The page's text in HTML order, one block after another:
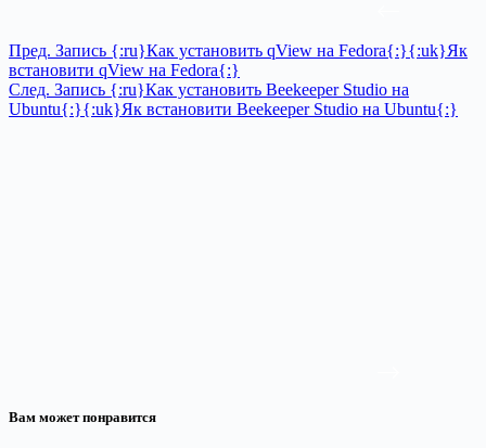
Пред. Запись {:ru}Как установить qView на Fedora{:}{:uk}Як
встановити qView на Fedora{:}
След. Запись {:ru}Как установить Beekeeper Studio на
Ubuntu{:}{:uk}Як встановити Beekeeper Studio на Ubuntu{:}
Вам может понравится